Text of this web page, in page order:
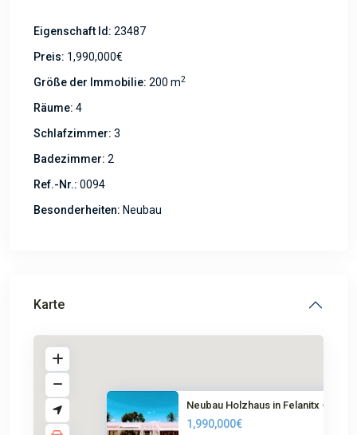
Eigenschaft Id: 23487
Preis: 1,990,000€
Größe der Immobilie: 200 m2
Räume: 4
Schlafzimmer: 3
Badezimmer: 2
Ref.-Nr.: 0094
Besonderheiten: Neubau
Karte
Neubau Holzhaus in Felanitx – ...
1,990,000€